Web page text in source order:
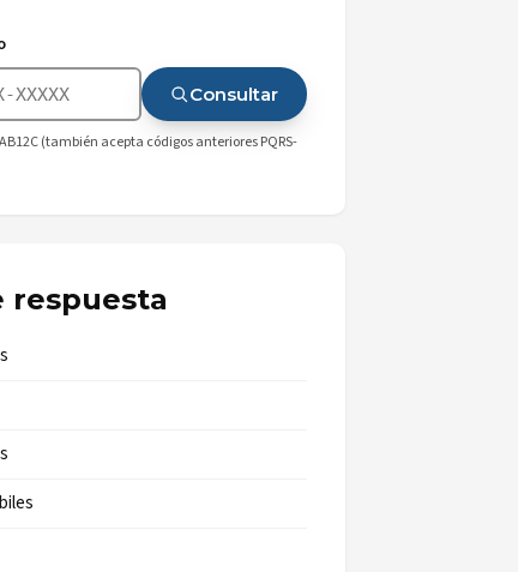
Consultar
(también acepta códigos anteriores PQRS-
respuesta